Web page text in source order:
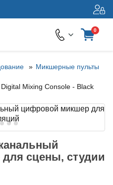
0
Микшерные пульты
Mixing Console - Black
сцены, студии